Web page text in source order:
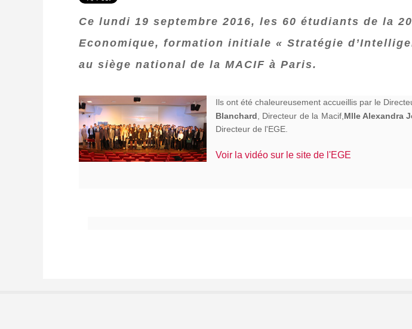
Ce lundi 19 septembre 2016, les 60 étudiants de la
Economique, formation initiale « Stratégie
au siège national de la MACIF à Paris.
Ils ont été chaleureusement accueillis par le
Blanchard, Directeur de la Macif,Mlle Alexandra
Directeur de l'EGE.
Voir la vidéo sur le site de l'EGE